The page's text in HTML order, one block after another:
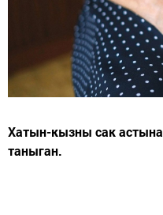
Хатын-кызны сак астына
таныган.